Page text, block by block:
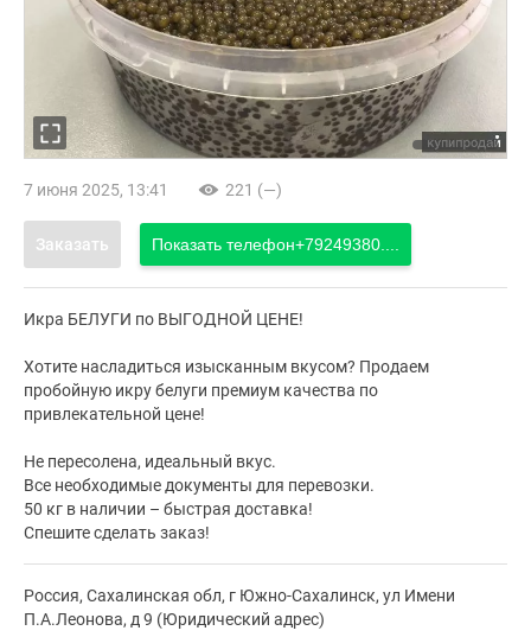
7 июня 2025, 13:41 221 (—)
Заказать Показать телефон+79249380....
Икра БЕЛУГИ по ВЫГОДНОЙ ЦЕНЕ!
Хотите насладиться изысканным вкусом? Продаем
пробойную икру белуги премиум качества по
привлекательной цене!
Не пересолена, идеальный вкус.
Все необходимые документы для перевозки.
50 кг в наличии – быстрая доставка!
Спешите сделать заказ!
Россия, Сахалинская обл, г Южно-Сахалинск, ул Имени
П.А.Леонова, д 9 (Юридический адрес)